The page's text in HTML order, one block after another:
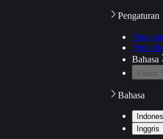
Pengaturan
Bahasa
Keluar
Bahasa
Inggris